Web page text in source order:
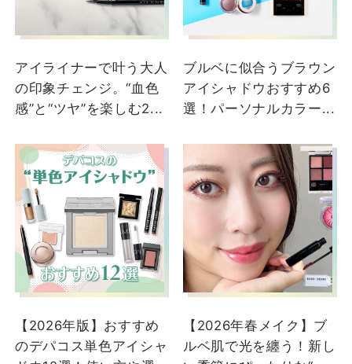
アイライナーで叶う大人
の印象チェンジ。“血色
感”と“ツヤ”を楽しむ2...
ブルベに似合うブラウン
アイシャドウおすすめ6
選！パーソナルカラー...
【2026年版】おすすめ
のデパコス単色アイシャ
【2026年春メイク】ブ
ルベ肌で光を纏う！新し